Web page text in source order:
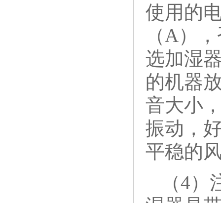
使用的
（A）
选加湿
的机器
音大小
振动，
平稳的
（4